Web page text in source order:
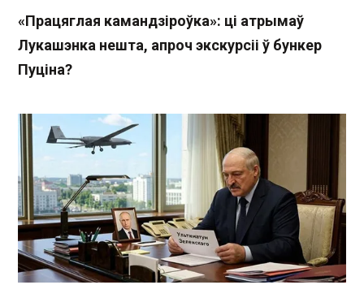
«Працяглая камандзіроўка»: ці атрымаў
Лукашэнка нешта, апроч экскурсіі ў бункер
Пуціна?